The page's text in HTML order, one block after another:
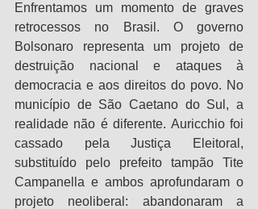
Enfrentamos um momento de graves
retrocessos no Brasil. O governo
Bolsonaro representa um projeto de
destruição nacional e ataques à
democracia e aos direitos do povo. No
município de São Caetano do Sul, a
realidade não é diferente. Auricchio foi
cassado pela Justiça Eleitoral,
substituído pelo prefeito tampão Tite
Campanella e ambos aprofundaram o
projeto neoliberal: abandonaram a